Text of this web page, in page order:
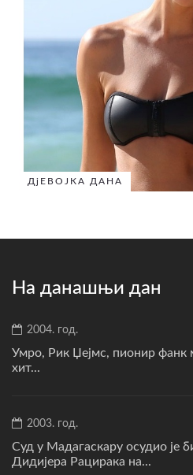
ДјЕВОЈКА ДАНА
На данашњи дан
2004. год.
Умро, Рик Џејмс, пионир фанк
хит...
2003. год.
Суд у Мадагаскару осудио је
Дидијера Рацирака на...